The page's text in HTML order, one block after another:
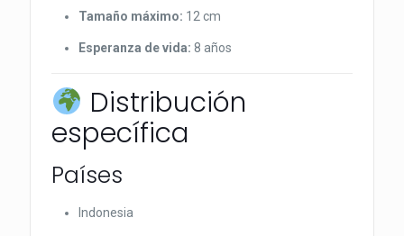
Tamaño máximo: 12 cm
Esperanza de vida: 8 años
Distribución
específica
Países
Indonesia